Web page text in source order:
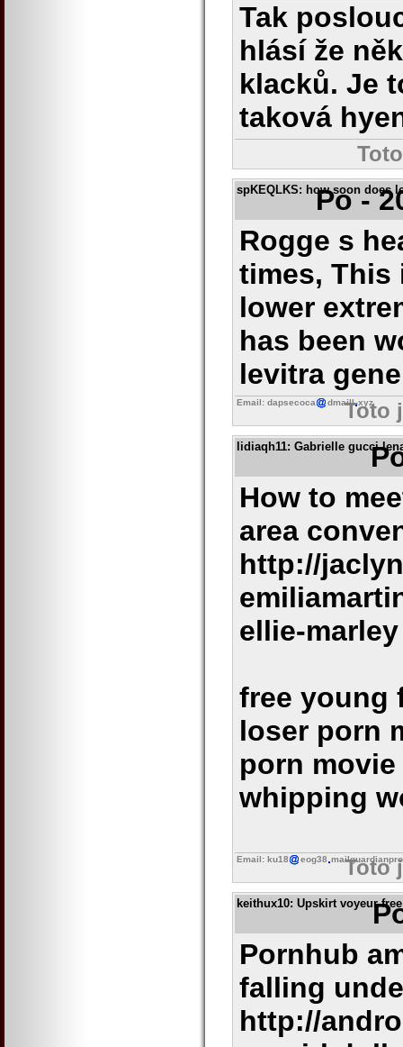
Tak
hlásí že
klacků. Je
taková
spKEQLKS: how soon does
Po -
Rogge s
times, This
lower
has been
levitra
Email: dapsecoca dmaill xyz
Toto
lidiaqh11: Gabrielle gucci
How to
area
http://
ellie-marley
free young
loser porn
porn
whipping
Email: ku18 eog38 mailguardianpro
Toto
keithux10: Upskirt voyeur
Pornhub
falling
http://